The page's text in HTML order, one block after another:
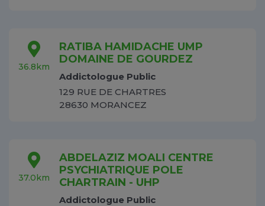
36.8km
RATIBA HAMIDACHE UMP
DOMAINE DE GOURDEZ
Addictologue Public
129 RUE DE CHARTRES
28630 MORANCEZ
37.0km
ABDELAZIZ MOALI CENTRE
PSYCHIATRIQUE POLE
CHARTRAIN - UHP
Addictologue Public